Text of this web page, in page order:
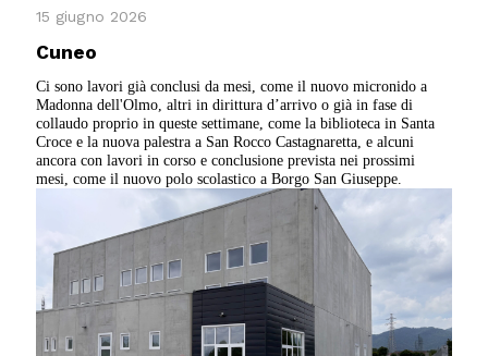
15 giugno 2026
Cuneo
Ci sono lavori già conclusi da mesi, come il nuovo micronido a
Madonna dell'Olmo, altri in dirittura d’arrivo o già in fase di
collaudo proprio in queste settimane, come la biblioteca in Santa
Croce e la nuova palestra a San Rocco Castagnaretta, e alcuni
ancora con lavori in corso e conclusione prevista nei prossimi
mesi, come il nuovo polo scolastico a Borgo San Giuseppe.